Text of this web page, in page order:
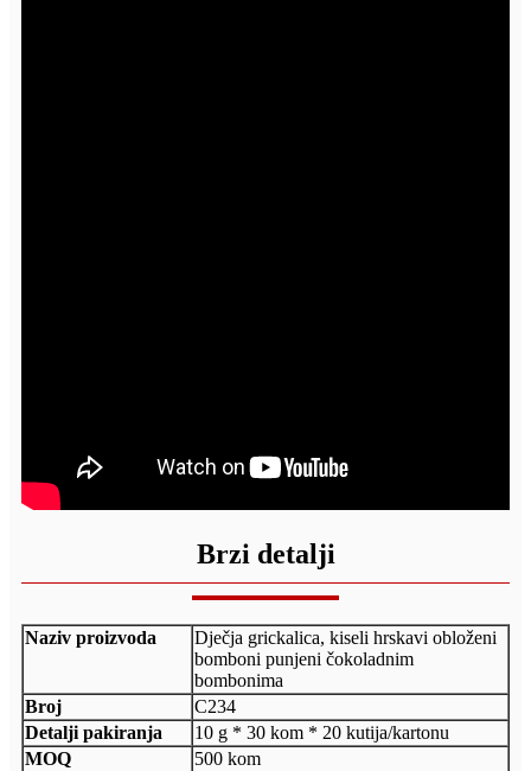
Brzi detalji
Naziv proizvoda
Dječja grickalica, kiseli hrskavi obloženi
bomboni punjeni čokoladnim
bombonima
Broj
C234
Detalji pakiranja
10 g * 30 kom * 20 kutija/kartonu
MOQ
500 kom